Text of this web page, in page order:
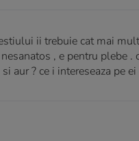
ii trebuie cat mai
, e pentru plebe
aur ? ce i intereseaza pe